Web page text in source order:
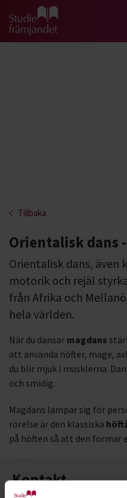
Gå till studiefrämjandets
Tillbaka
Orientalisk dans
Orientalisk dans, även
motorik och rejäl
från Afrika och
hela världen.
När du dansar magdans
att använda höfter, mage,
du blir mjuk i musklerna.
och smidig.
Magdans lämpar sig för
rörelse är den klassiska
på höften så att den formar
Kontakt